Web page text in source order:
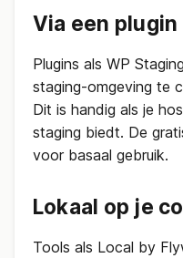
Via een plugin
Plugins als WP
staging-omgeving te
Dit is handig als je
staging biedt. De
voor basaal gebruik.
Lokaal op je
Tools als Local by